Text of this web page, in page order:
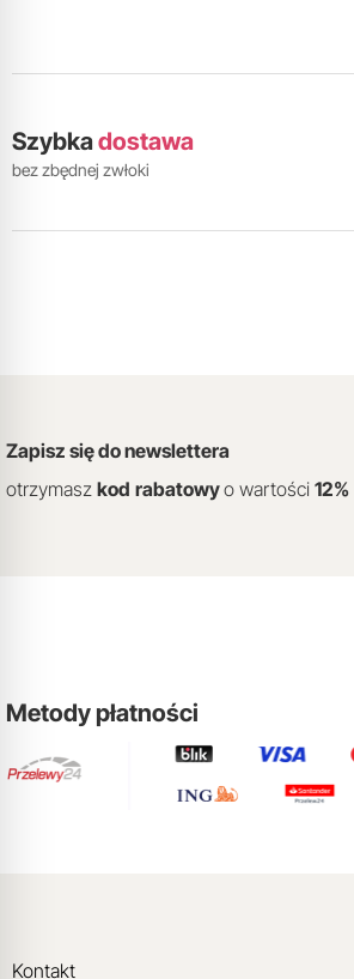
Szybkadostawa
bez zbędnej zwłoki
Zapisz się do newslettera
otrzymasz kod rabatowyo wartości 12%
Metody płatności
Kontakt